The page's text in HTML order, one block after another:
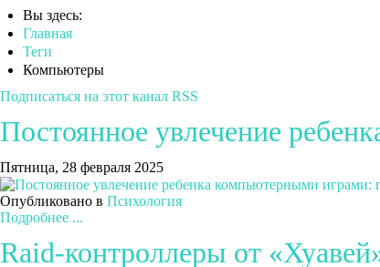
Вы здесь:
Главная
Теги
Компьютеры
Подписаться на этот канал RSS
Постоянное увлечение
Пятница, 28 февраля 2025
Опубликовано в Психология
Подробнее ...
Raid-контроллеры от